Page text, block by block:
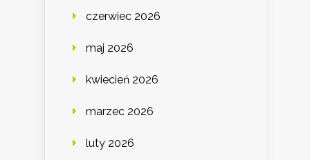
czerwiec 2026
maj 2026
kwiecień 2026
marzec 2026
luty 2026